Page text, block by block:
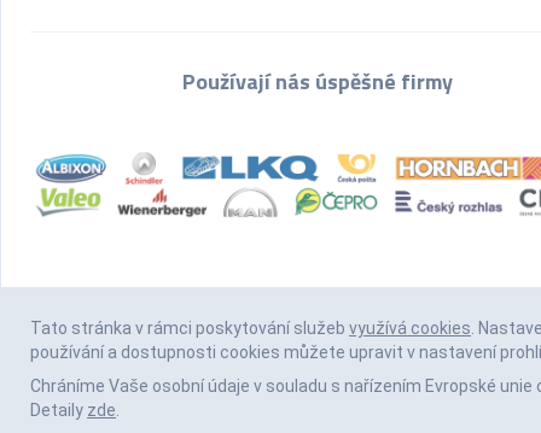
Používají nás úspěšné firmy
Tato stránka v rámci poskytování služeb využívá cookies.
používání a dostupnosti cookies můžete upravit v nastavení
Chráníme Vaše osobní údaje v souladu s nařízením Evropské unie
Detaily zde.